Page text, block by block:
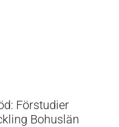
Förstudier
Bohuslän